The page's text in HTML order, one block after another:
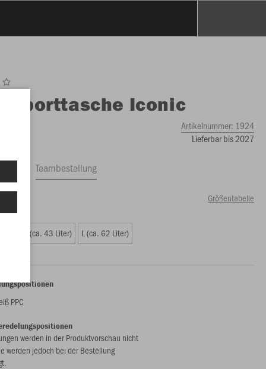
Sporttasche Iconic
Artikelnummer: 1924
Lieferbar bis 2027
Teambestellung
Größentabelle
M (ca. 43 Liter) L (ca. 62 Liter)
PPC
werden in der Produktvorschau nicht
werden jedoch bei der Bestellung